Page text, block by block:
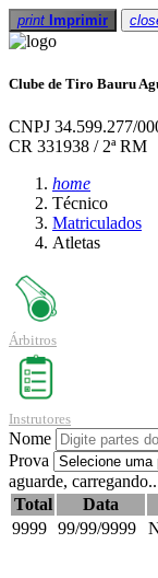
print Imprimir
Clube de Tiro Bauru
CNPJ 34.599.277/
CR 331938 / 2ª RM
home
Técnico
Matriculados
Atletas
Árbitros
Instrutores
Nome
Prova
aguarde,
Total
Data
9999 99/99/9999